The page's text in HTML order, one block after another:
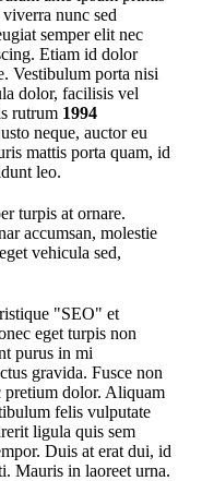
viverra nunc sed
semper elit nec
Etiam id dolor
Vestibulum porta nisi
dolor, facilisis vel
rutrum 1994
neque, auctor eu
mattis porta quam, id
leo.
turpis at ornare.
accumsan, molestie
vehicula sed,
"SEO" et
eget turpis non
purus in mi
gravida. Fusce non
pretium dolor. Aliquam
felis vulputate
ligula quis sem
Duis at erat dui, id
Mauris in laoreet urna.